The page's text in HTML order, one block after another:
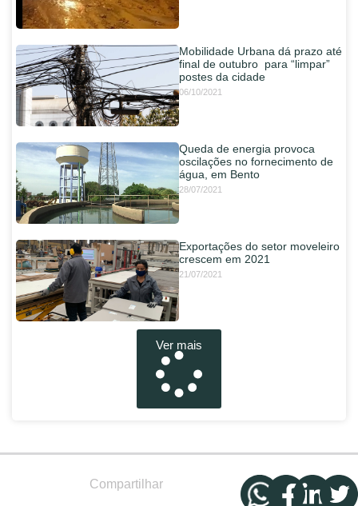
Mobilidade Urbana dá prazo até
final de outubro para “limpar”
postes da cidade
06/10/2021
Queda de energia provoca
oscilações no fornecimento de
água, em Bento
28/07/2021
Exportações do setor moveleiro
crescem em 2021
21/07/2021
Ver mais
Compartilhar